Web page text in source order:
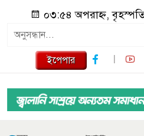
০৩:৫৪ অপরাহ্ন,
ইপেপার